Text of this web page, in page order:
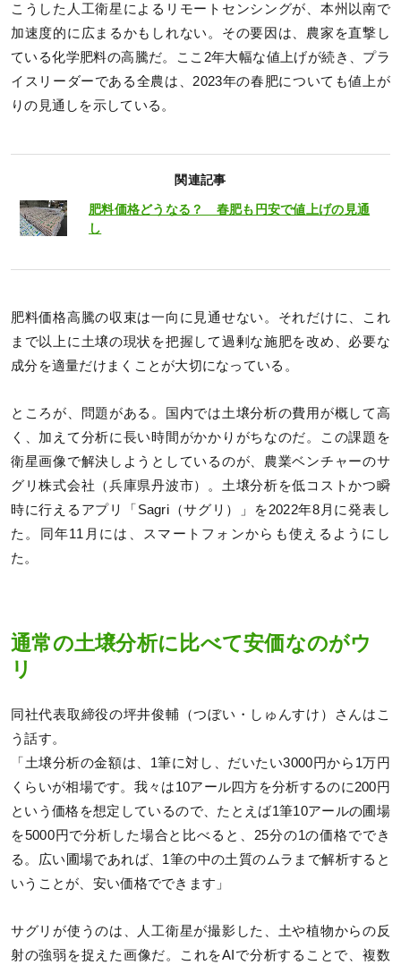
こうした人工衛星によるリモートセンシングが、本州以南で
加速度的に広まるかもしれない。その要因は、農家を直撃し
ている化学肥料の高騰だ。ここ2年大幅な値上げが続き、プラ
イスリーダーである全農は、2023年の春肥についても値上が
りの見通しを示している。
関連記事
肥料価格どうなる？ 春肥も円安で値上げの見通
し
肥料価格高騰の収束は一向に見通せない。それだけに、これ
まで以上に土壌の現状を把握して過剰な施肥を改め、必要な
成分を適量だけまくことが大切になっている。
ところが、問題がある。国内では土壌分析の費用が概して高
く、加えて分析に長い時間がかかりがちなのだ。この課題を
衛星画像で解決しようとしているのが、農業ベンチャーのサ
グリ株式会社（兵庫県丹波市）。土壌分析を低コストかつ瞬
時に行えるアプリ「Sagri（サグリ）」を2022年8月に発表し
た。同年11月には、スマートフォンからも使えるようにし
た。
通常の土壌分析に比べて安価なのがウ
リ
同社代表取締役の坪井俊輔（つぼい・しゅんすけ）さんはこ
う話す。
「土壌分析の金額は、1筆に対し、だいたい3000円から1万円
くらいが相場です。我々は10アール四方を分析するのに200円
という価格を想定しているので、たとえば1筆10アールの圃場
を5000円で分析した場合と比べると、25分の1の価格ででき
る。広い圃場であれば、1筆の中の土質のムラまで解析すると
いうことが、安い価格でできます」
サグリが使うのは、人工衛星が撮影した、土や植物からの反
射の強弱を捉えた画像だ。これをAIで分析することで、複数